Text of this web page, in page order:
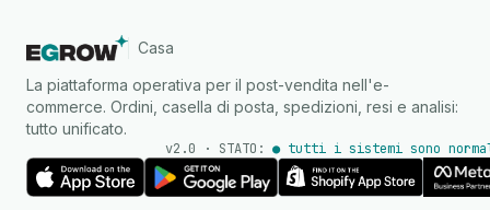
Casa
La piattaforma operativa per il post-vendita nell'e-
commerce. Ordini, casella di posta, spedizioni, resi e analisi:
tutto unificato.
v2.0 · STATO: ● tutti i sistemi sono